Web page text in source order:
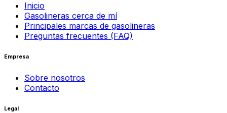
Inicio
Gasolineras cerca de mí
Principales marcas de gasolineras
Preguntas frecuentes (FAQ)
Empresa
Sobre nosotros
Contacto
Legal